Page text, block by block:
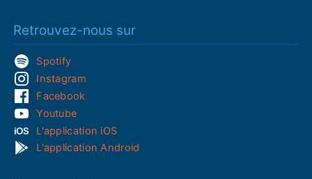
Retrouvez-nous sur
Spotify
Instagram
Facebook
Youtube
L'application iOS
L'application Android